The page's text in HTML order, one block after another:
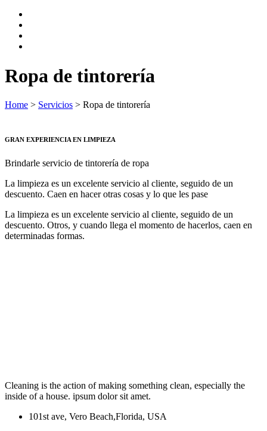
Ropa de tintorería
Home > Servicios > Ropa de tintorería
GRAN EXPERIENCIA EN LIMPIEZA
Brindarle servicio de tintorería de ropa
La limpieza es un excelente servicio al cliente, seguido de un
descuento. Caen en hacer otras cosas y lo que les pase
La limpieza es un excelente servicio al cliente, seguido de un
descuento. Otros, y cuando llega el momento de hacerlos, caen en
determinadas formas.
Cleaning is the action of making something clean, especially the
inside of a house. ipsum dolor sit amet.
101st ave, Vero Beach,Florida, USA